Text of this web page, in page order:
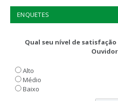
ENQUETES
Qual seu nível de
Alto
Médio
Baixo